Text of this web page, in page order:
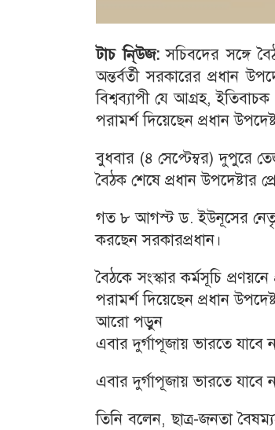
টাচ নি্‌উজ:সচিবদের সঙ্গে
অন্তর্বর্তী সরকারের প্রধান
বিশ্বব্যাপী যে আগ্রহ,
পরামর্শ দিয়েছেন প্রধান
বুধবার (৪ সেপ্টেম্বর) দুপুরে
বৈঠক শেষে প্রধান উপদেষ্টার
গত ৮ আগস্ট ড. ইউনূসের
করছেন সরকারপ্রধান।
বৈঠকে সংস্কার কর্মসূচি
পরামর্শ দিয়েছেন প্রধান
আরো পড়ুন
এবার দুর্গাপূজায় ভারতে যাবে
এবার দুর্গাপূজায় ভারতে যাবে
তিনি বলেন, ছাত্র-জনতা